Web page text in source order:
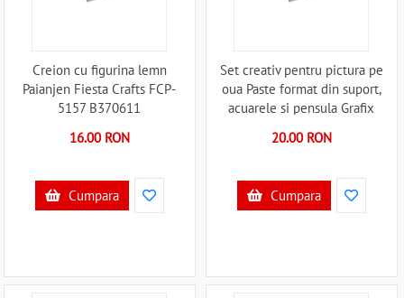
Creion cu figurina lemn
Paianjen Fiesta Crafts FCP-
5157 B370611
16.00 RON
Cumpara
Set creativ pentru pictura pe
oua Paste format din suport,
acuarele si pensula Grafix
20.00 RON
Cumpara